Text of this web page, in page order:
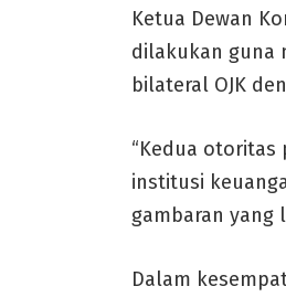
Ketua Dewan
dilakukan guna
bilateral OJK
“Kedua
institusi
gambaran yang
Dalam